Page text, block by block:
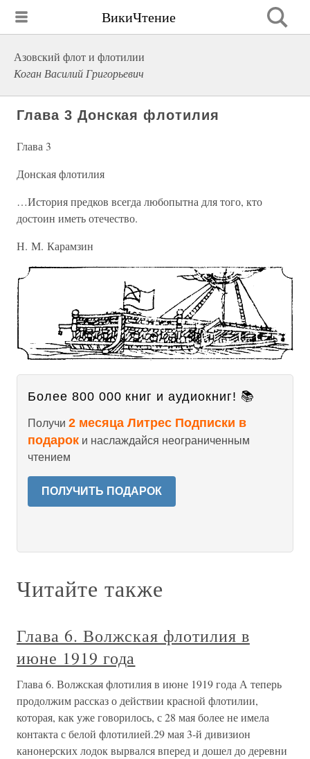
ВикиЧтение
Азовский флот и флотилии
Коган Василий Григорьевич
Глава 3 Донская флотилия
Глава 3
Донская флотилия
…История предков всегда любопытна для того, кто
достоин иметь отечество.
Н. М. Карамзин
Более 800 000 книг и аудиокниг! 📚
Получи 2 месяца Литрес Подписки в
подарок и наслаждайся неограниченным
чтением
ПОЛУЧИТЬ ПОДАРОК
Читайте также
Глава 6. Волжская флотилия в
июне 1919 года
Глава 6. Волжская флотилия в июне 1919 года А теперь
продолжим рассказ о действии красной флотилии,
которая, как уже говорилось, с 28 мая более не имела
контакта с белой флотилией.29 мая 3-й дивизион
канонерских лодок вырвался вперед и дошел до деревни